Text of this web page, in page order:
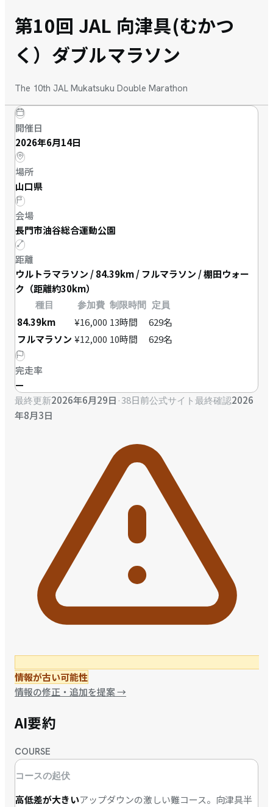
第10回 JAL 向津具(むかつ
く）ダブルマラソン
The 10th JAL Mukatsuku Double Marathon
開催日
2026年6月14日
場所
山口県
会場
長門市油谷総合運動公園
距離
ウルトラマラソン / 84.39km / フルマラソン / 棚田ウォー
ク（距離約30km）
種目 参加費 制限時間 定員
84.39km ¥16,000 13時間
629名
フルマラソン ¥12,000 10時間 629名
完走率
—
最終更新2026年6月29日 ·38日前公式サイト最終確認2026
年8月3日
情報が古い可能性
情報の修正・追加を提案→
AI要約
COURSE
コースの起伏
高低差が大きいアップダウンの激しい難コース。向津具半